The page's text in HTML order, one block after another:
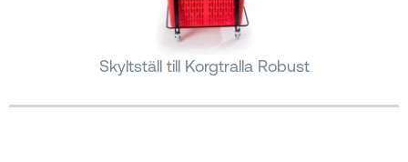
Skyltställ till Korgtralla Robust